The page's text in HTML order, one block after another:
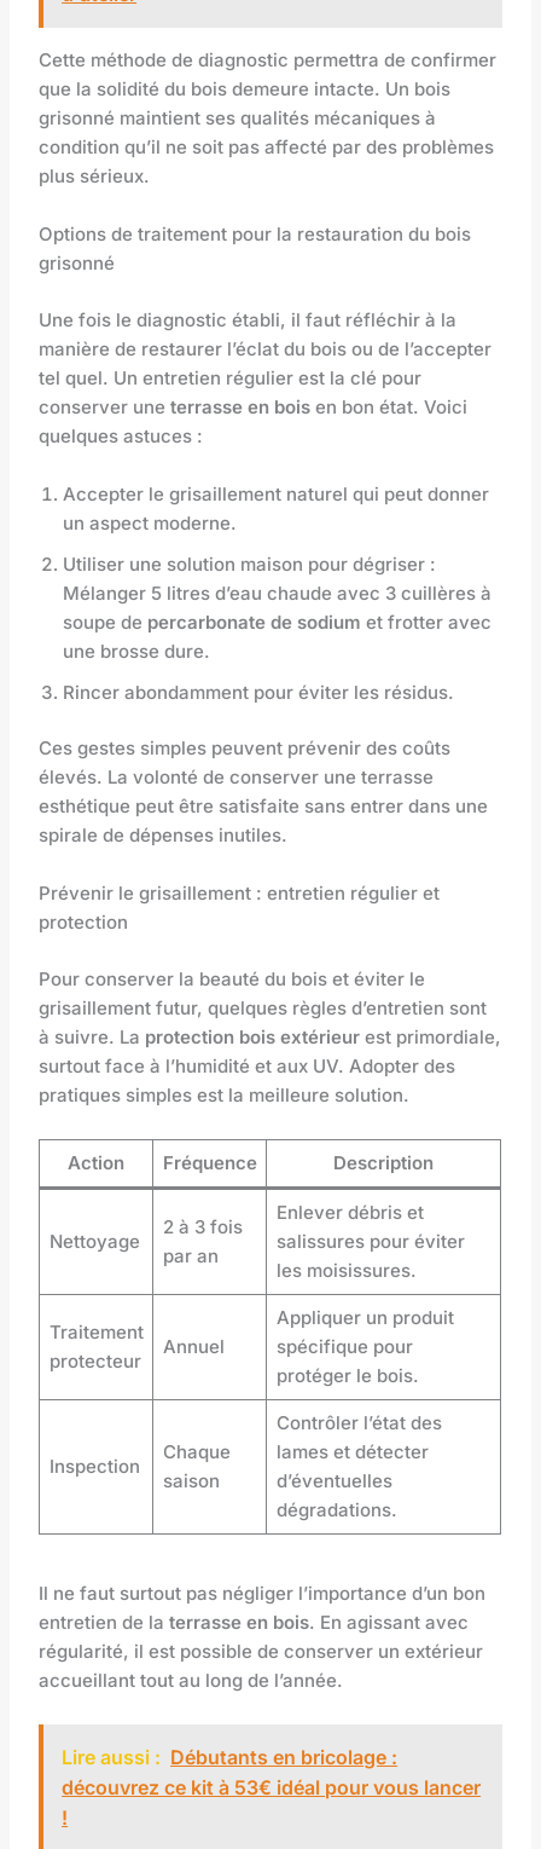
Cette méthode de diagnostic permettra de confirmer
que la solidité du bois demeure intacte. Un bois
grisonné maintient ses qualités mécaniques à
condition qu’il ne soit pas affecté par des problèmes
plus sérieux.
Options de traitement pour la restauration du bois
grisonné
Une fois le diagnostic établi, il faut réfléchir à la
manière de restaurer l’éclat du bois ou de l’accepter
tel quel. Un entretien régulier est la clé pour
conserver uneterrasse en bois en bon état. Voici
quelques astuces :
Accepter le grisaillement naturel qui peut donner
un aspect moderne.
Utiliser une solution maison pour dégriser :
Mélanger 5 litres d’eau chaude avec 3 cuillères à
soupe de percarbonate de sodium et frotter avec
une brosse dure.
Rincer abondamment pour éviter les résidus.
Ces gestes simples peuvent prévenir des coûts
élevés. La volonté de conserver une terrasse
esthétique peut être satisfaite sans entrer dans une
spirale de dépenses inutiles.
Prévenir le grisaillement : entretien régulier et
protection
Pour conserver la beauté du bois et éviter le
grisaillement futur, quelques règles d’entretien sont
à suivre. La protection bois extérieur est primordiale,
surtout face à l’humidité et aux UV. Adopter des
pratiques simples est la meilleure solution.
Action Fréquence Description
Nettoyage
2 à 3 fois
par an
Enlever débris et
salissures pour éviter
les moisissures.
Traitement
protecteur
Annuel
Appliquer un produit
spécifique pour
protéger le bois.
Inspection
Chaque
saison
Contrôler l’état des
lames et détecter
d’éventuelles
dégradations.
Il ne faut surtout pas négliger l’importance d’un bon
entretien de laterrasse en bois. En agissant avec
régularité, il est possible de conserver un extérieur
accueillant tout au long de l’année.
Lire aussi : Débutants en bricolage :
découvrez ce kit à 53€ idéal pour vous lancer
!